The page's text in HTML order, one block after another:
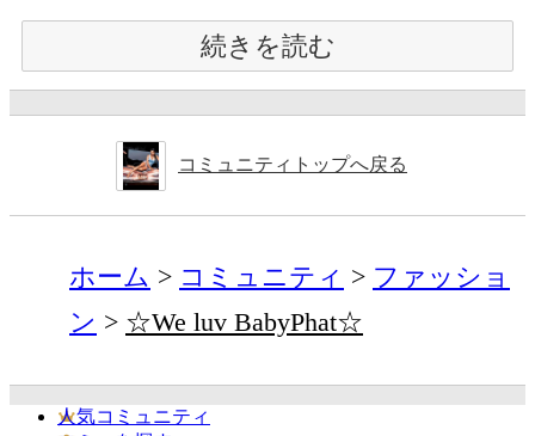
続きを読む
コミュニティトップへ戻る
ホーム コミュニティ
ファッショ
ン
☆We luv BabyPhat☆
人気コミュニティ